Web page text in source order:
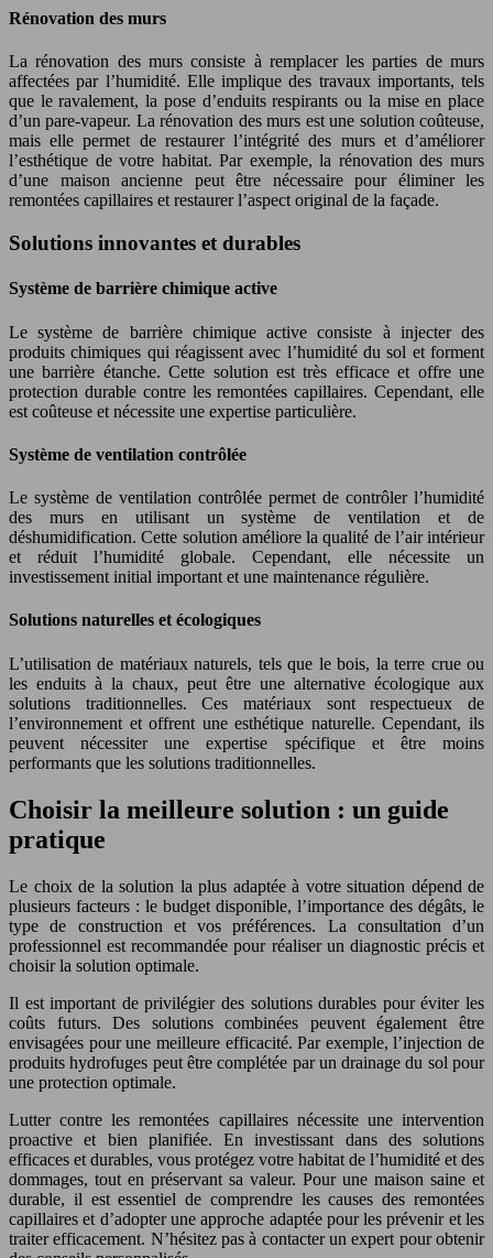
Rénovation des murs
La rénovation des murs consiste à remplacer les parties de murs
affectées par l’humidité. Elle implique des travaux importants, tels
que le ravalement, la pose d’enduits respirants ou la mise en place
d’un pare-vapeur. La rénovation des murs est une solution coûteuse,
mais elle permet de restaurer l’intégrité des murs et d’améliorer
l’esthétique de votre habitat. Par exemple, la rénovation des murs
d’une maison ancienne peut être nécessaire pour éliminer les
remontées capillaires et restaurer l’aspect original de la façade.
Solutions innovantes et durables
Système de barrière chimique active
Le système de barrière chimique active consiste à injecter des
produits chimiques qui réagissent avec l’humidité du sol et forment
une barrière étanche. Cette solution est très efficace et offre une
protection durable contre les remontées capillaires. Cependant, elle
est coûteuse et nécessite une expertise particulière.
Système de ventilation contrôlée
Le système de ventilation contrôlée permet de contrôler l’humidité
des murs en utilisant un système de ventilation et de
déshumidification. Cette solution améliore la qualité de l’air intérieur
et réduit l’humidité globale. Cependant, elle nécessite un
investissement initial important et une maintenance régulière.
Solutions naturelles et écologiques
L’utilisation de matériaux naturels, tels que le bois, la terre crue ou
les enduits à la chaux, peut être une alternative écologique aux
solutions traditionnelles. Ces matériaux sont respectueux de
l’environnement et offrent une esthétique naturelle. Cependant, ils
peuvent nécessiter une expertise spécifique et être moins
performants que les solutions traditionnelles.
Choisir la meilleure solution : un guide
pratique
Le choix de la solution la plus adaptée à votre situation dépend de
plusieurs facteurs : le budget disponible, l’importance des dégâts, le
type de construction et vos préférences. La consultation d’un
professionnel est recommandée pour réaliser un diagnostic précis et
choisir la solution optimale.
Il est important de privilégier des solutions durables pour éviter les
coûts futurs. Des solutions combinées peuvent également être
envisagées pour une meilleure efficacité. Par exemple, l’injection de
produits hydrofuges peut être complétée par un drainage du sol pour
une protection optimale.
Lutter contre les remontées capillaires nécessite une intervention
proactive et bien planifiée. En investissant dans des solutions
efficaces et durables, vous protégez votre habitat de l’humidité et des
dommages, tout en préservant sa valeur. Pour une maison saine et
durable, il est essentiel de comprendre les causes des remontées
capillaires et d’adopter une approche adaptée pour les prévenir et les
traiter efficacement. N’hésitez pas à contacter un expert pour obtenir